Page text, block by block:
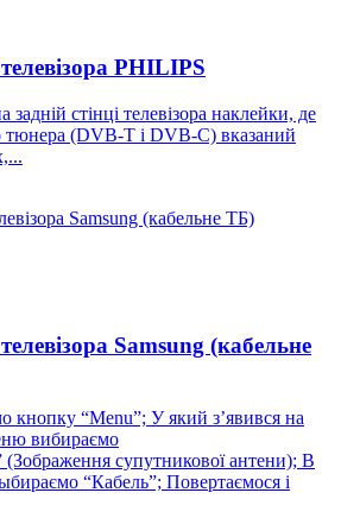
PHILIPS
стінці телевізора наклейки, де
тюнера (DVB-T і DVB-C) вказаний
Samsung (кабельне
кнопку “Menu”; У який з’явився на
вибираємо
(Зображення супутникової антени); В
“Кабель”; Повертаємося і